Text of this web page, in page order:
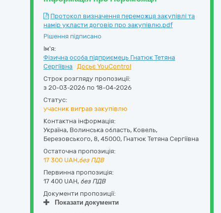
Протокол визначення переможця закупівлі та
намір укласти договір про закупівлю.pdf
Рішення підписано
Ім'я:
Фізична особа підприємець Гнатюк Тетяна
Сергіївна Досьє YouControl
Строк розгляду пропозиції:
з 20-03-2026 по 18-04-2026
Статус:
учасник виграв закупівлю
Контактна інформація:
Україна, Волинська область, Ковель,
Березовського, 8, 45000, Гнатюк Тетяна Сергіївна
Остаточна пропозиція:
17 300 UAH,без ПДВ
Первинна пропозиція:
17 400 UAH, без ПДВ
Документи пропозиції:
Показати документи